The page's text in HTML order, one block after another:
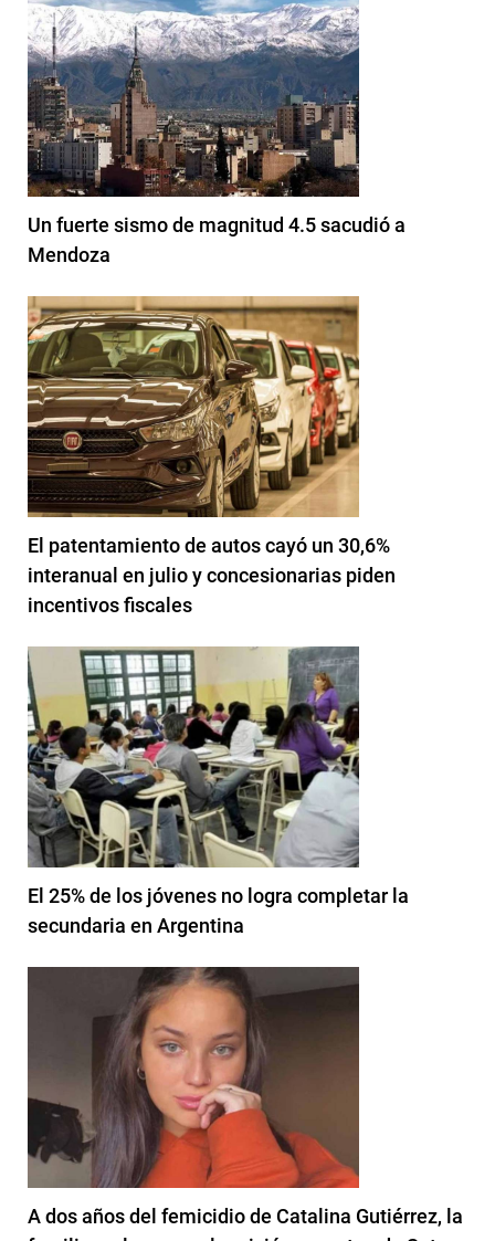
Un fuerte sismo de magnitud 4.5 sacudió a
Mendoza
El patentamiento de autos cayó un 30,6%
interanual en julio y concesionarias piden
incentivos fiscales
El 25% de los jóvenes no logra completar la
secundaria en Argentina
A dos años del femicidio de Catalina Gutiérrez, la